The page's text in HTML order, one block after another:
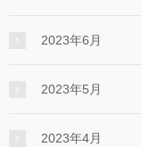
2023年6月
2023年5月
2023年4月